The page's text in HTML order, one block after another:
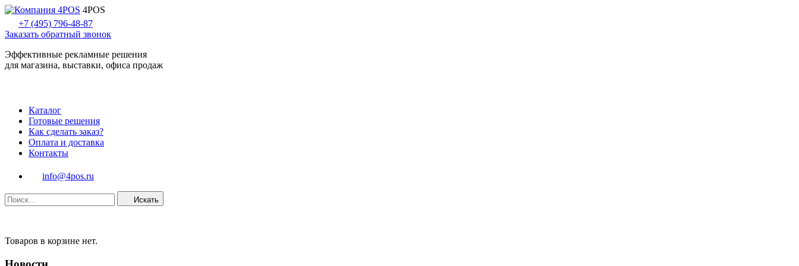
4POS
+7 (495) 796-48-87
Заказать обратный звонок
Эффективные рекламные решения
для магазина, выставки, офиса продаж
Каталог
Готовые решения
Как сделать заказ?
Оплата и доставка
Контакты
info@4pos.ru
Искать
Товаров в корзине нет.